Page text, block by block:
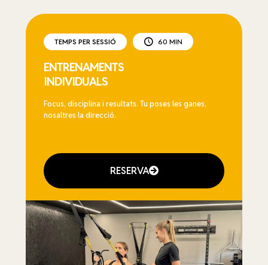
TEMPS PER SESSIÓ 60 MIN
ENTRENAMENTS
INDIVIDUALS
Focus, disciplina i resultats. Tu poses les ganes,
nosaltres la direcció.
RESERVA